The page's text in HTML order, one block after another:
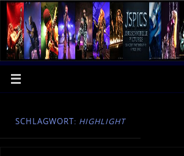
SCHLAGWORT: HIGHLIGHT